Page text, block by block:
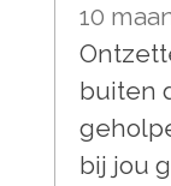
10
buiten
bij jou